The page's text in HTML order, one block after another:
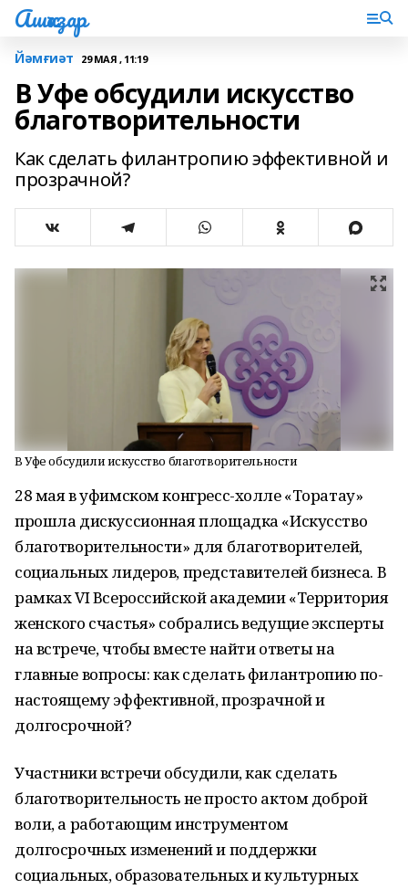
Ашҡаҙар
Йәмғиәт 29 МАЯ , 11:19
В Уфе обсудили искусство
благотворительности
Как сделать филантропию эффективной и
прозрачной?
В Уфе обсудили искусство благотворительности
28 мая в уфимском конгресс-холле «Торатау»
прошла дискуссионная площадка «Искусство
благотворительности» для благотворителей,
социальных лидеров, представителей бизнеса. В
рамках VI Всероссийской академии «Территория
женского счастья» собрались ведущие эксперты
на встрече, чтобы вместе найти ответы на
главные вопросы: как сделать филантропию по-
настоящему эффективной, прозрачной и
долгосрочной?
Участники встречи обсудили, как сделать
благотворительность не просто актом доброй
воли, а работающим инструментом
долгосрочных изменений и поддержки
социальных, образовательных и культурных